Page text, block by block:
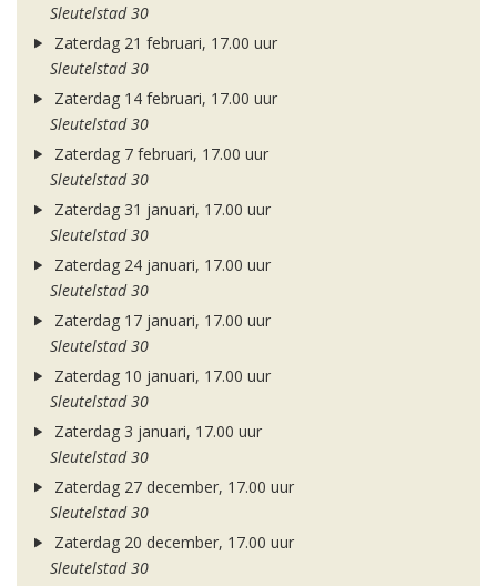
Sleutelstad 30
Zaterdag 21 februari, 17.00 uur
Sleutelstad 30
Zaterdag 14 februari, 17.00 uur
Sleutelstad 30
Zaterdag 7 februari, 17.00 uur
Sleutelstad 30
Zaterdag 31 januari, 17.00 uur
Sleutelstad 30
Zaterdag 24 januari, 17.00 uur
Sleutelstad 30
Zaterdag 17 januari, 17.00 uur
Sleutelstad 30
Zaterdag 10 januari, 17.00 uur
Sleutelstad 30
Zaterdag 3 januari, 17.00 uur
Sleutelstad 30
Zaterdag 27 december, 17.00 uur
Sleutelstad 30
Zaterdag 20 december, 17.00 uur
Sleutelstad 30